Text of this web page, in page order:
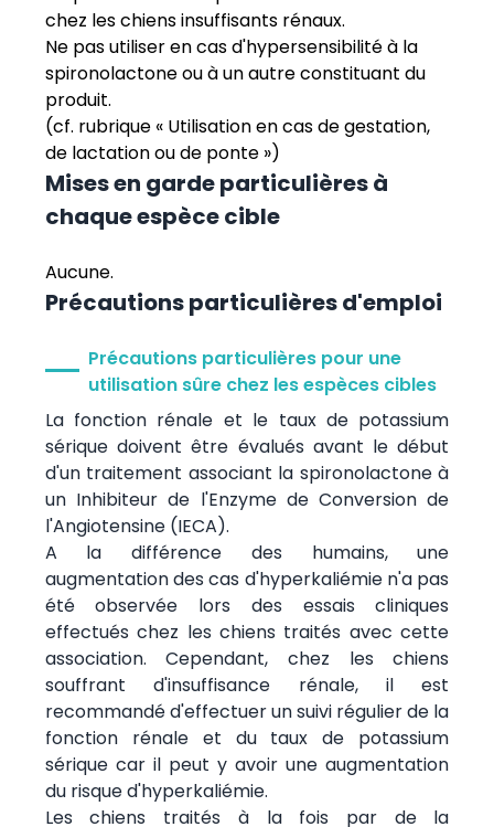
chez les chiens insuffisants rénaux.
Ne pas utiliser en cas d'hypersensibilité à la
spironolactone ou à un autre constituant du
produit.
(cf. rubrique « Utilisation en cas de gestation,
de lactation ou de ponte »)
Mises en garde particulières à
chaque espèce cible
Aucune.
Précautions particulières d'emploi
Précautions particulières pour une
utilisation sûre chez les espèces cibles
La fonction rénale et le taux de potassium
sérique doivent être évalués avant le début
d'un traitement associant la spironolactone à
un Inhibiteur de l'Enzyme de Conversion de
l'Angiotensine (IECA).
A la différence des humains, une
augmentation des cas d'hyperkaliémie n'a pas
été observée lors des essais cliniques
effectués chez les chiens traités avec cette
association. Cependant, chez les chiens
souffrant d'insuffisance rénale, il est
recommandé d'effectuer un suivi régulier de la
fonction rénale et du taux de potassium
sérique car il peut y avoir une augmentation
du risque d'hyperkaliémie.
Les chiens traités à la fois par de la